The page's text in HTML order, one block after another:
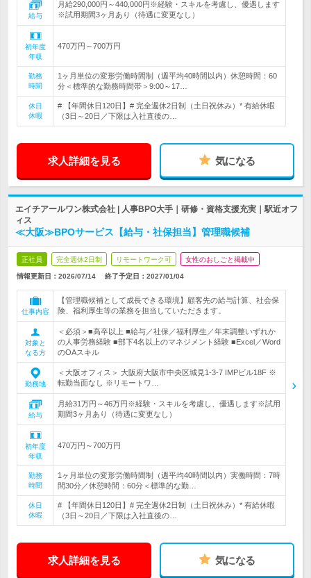
給与
月給290,000円～440,000円※経験・スキルを考慮し、優遇します
※試用期間3ヶ月あり（待遇に変更なし）
初年度
年収
470万円～700万円
勤務
時間
1ヶ月単位の変形労働時間制（週平均40時間以内）休憩時間：60
分＜標準的な勤務時間帯＞9:00～17…
休日
休暇
# 【年間休日120日】# 完全週休2日制（土日祝休み）* 有給休暇
（3日～20日／下限は入社直後の…
求人詳細を見る 気になる
エイチアールワン株式会社 | 人事BPO大手｜研修・資格支援充実｜駅近オフ
ィス
≪大阪≫BPOサービス【給与・社保担当】管理職候補
正社員 完全週休2日制 リモートワーク可 女性のおしごと掲載中
情報更新日：2026/07/14 終了予定日： 2027/01/04
仕事内容
【管理職候補として成長できる環境】顧客先の給与計算、社会保
険、福利厚生等の業務を担当していただきます。
対象と
なる方
＜必須＞■高卒以上 ■給与／社保／福利厚生／年末調整いずれか
の人事労務経験 ■部下4名以上のマネジメント経験 ■Excel／Word
のOAスキル
勤務地
＜大阪オフィス＞ 大阪府大阪市中央区城見1-3-7 IMPビル18F ※
転勤当面なし ※リモートワ…
給与
月給31万円～46万円※経験・スキルを考慮し、優遇します※試用
期間3ヶ月あり（待遇に変更なし）
初年度
年収
470万円～700万円
勤務
時間
1ヶ月単位の変形労働時間制（週平均40時間以内）実働時間：7時
間30分／休憩時間：60分＜標準的な勤…
休日
休暇
# 【年間休日120日】# 完全週休2日制（土日祝休み）* 有給休暇
（3日～20日／下限は入社直後の…
求人詳細を見る 気になる